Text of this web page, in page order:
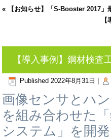
«
【お知らせ】「S-Booster 2017」
【導入事例】鋼材検査
Published 2022年8月31日
画像センサとハ
を組み合わせた
システム」を開